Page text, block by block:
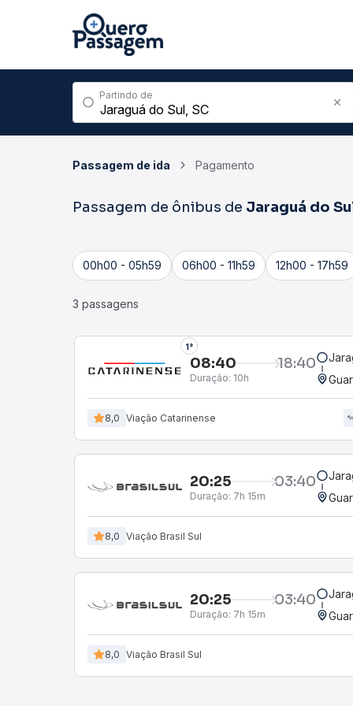
Partindo de
Passagem de ida Pagamento
Passagem de ônibus de Jaraguá do
00h00 - 05h59 06h00 - 11h59 12h00 - 17h59
3 passagens
1°
08:40 18:40
Duração: 10h
8,0 Viação Catarinense
20:25 03:40
Duração: 7h 15m
8,0 Viação Brasil Sul
20:25 03:40
Duração: 7h 15m
8,0 Viação Brasil Sul